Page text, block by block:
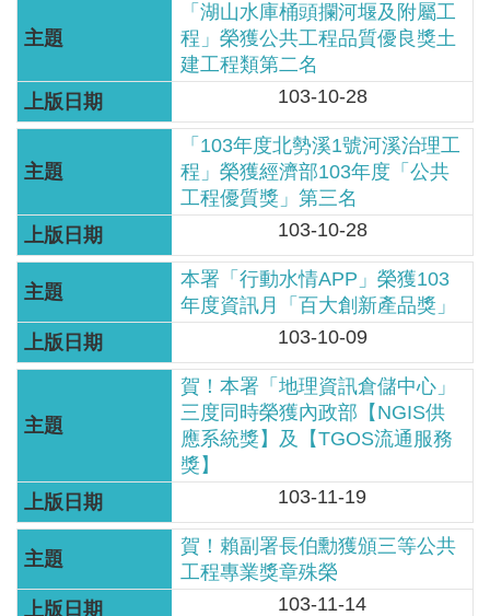
便
服
務
資
服
務
關
於
本
署
網
導
覽
回
首
「湖山水庫桶頭攔河堰及附屬工
程」榮獲公共工程品質優良獎土
建工程類第二名
103-10-28
「103年度北勢溪1號河溪治理工
程」榮獲經濟部103年度「公共
工程優質獎」第三名
103-10-28
本署「行動水情APP」榮獲103
年度資訊月「百大創新產品獎」
103-10-09
賀！本署「地理資訊倉儲中心」
三度同時榮獲內政部【NGIS供
應系統獎】及【TGOS流通服務
獎】
103-11-19
賀！賴副署長伯勳獲頒三等公共
工程專業獎章殊榮
103-11-14